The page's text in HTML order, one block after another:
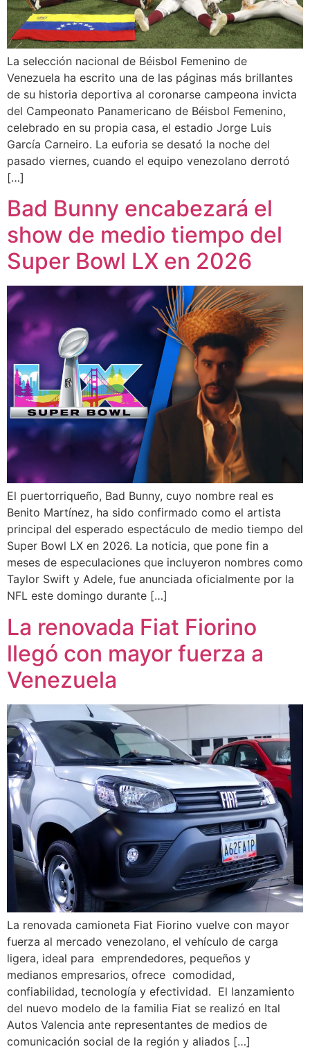
La selección nacional de Béisbol Femenino de
Venezuela ha escrito una de las páginas más brillantes
de su historia deportiva al coronarse campeona invicta
del Campeonato Panamericano de Béisbol Femenino,
celebrado en su propia casa, el estadio Jorge Luis
García Carneiro. La euforia se desató la noche del
pasado viernes, cuando el equipo venezolano derrotó
[…]
Bad Bunny encabezará el
show de medio tiempo del
Super Bowl LX en 2026
El puertorriqueño, Bad Bunny, cuyo nombre real es
Benito Martínez, ha sido confirmado como el artista
principal del esperado espectáculo de medio tiempo del
Super Bowl LX en 2026. La noticia, que pone fin a
meses de especulaciones que incluyeron nombres como
Taylor Swift y Adele, fue anunciada oficialmente por la
NFL este domingo durante […]
La renovada Fiat Fiorino
llegó con mayor fuerza a
Venezuela
La renovada camioneta Fiat Fiorino vuelve con mayor
fuerza al mercado venezolano, el vehículo de carga
ligera, ideal para emprendedores, pequeños y
medianos empresarios, ofrece comodidad,
confiabilidad, tecnología y efectividad. El lanzamiento
del nuevo modelo de la familia Fiat se realizó en Ital
Autos Valencia ante representantes de medios de
comunicación social de la región y aliados […]